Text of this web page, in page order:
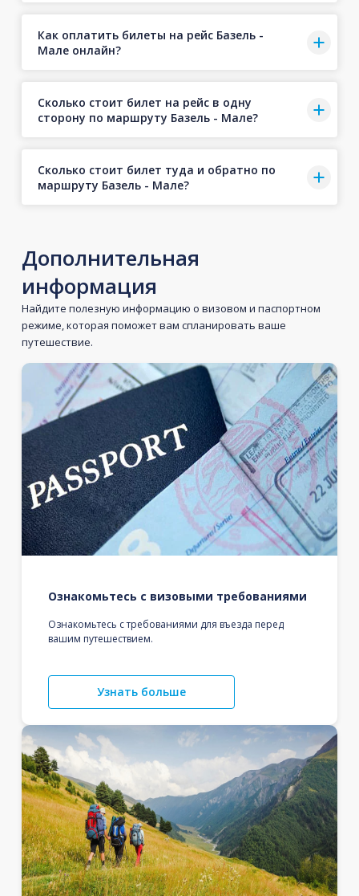
Как оплатить билеты на рейс Базель -
Мале онлайн?
Сколько стоит билет на рейс в одну
сторону по маршруту Базель - Мале?
Сколько стоит билет туда и обратно по
маршруту Базель - Мале?
Дополнительная
информация
Найдите полезную информацию о визовом и паспортном
режиме, которая поможет вам спланировать ваше
путешествие.
Ознакомьтесь с визовыми требованиями
Ознакомьтесь с требованиями для въезда перед
вашим путешествием.
Узнать больше